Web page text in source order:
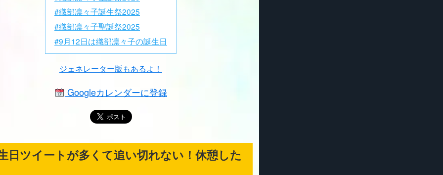
#織部凛々子誕生祭2025
#織部凛々子聖誕祭2025
#9月12日は織部凛々子の誕生日
ジェネレーター版もあるよ！
Googleカレンダーに登録
日ツイートが多くて追い切れない！休憩した